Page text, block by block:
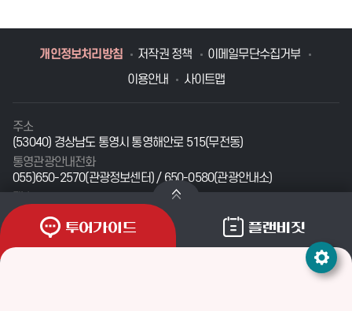
투어가이드 플랜비짓
개인정보처리방침 저작권 정책
이메일무단수집거부
이용안내
사이트맵
주소
(53040) 경상남도 통영시 통영해안로 515(무전동)
통영관광안내전화
055)650-2570(관광정보센터) / 650-0580(관광안내소)
문의메일
본 사이트에 게시된 이메일주소의 자동수집을 거부하며, 이를 위반 시 정보통